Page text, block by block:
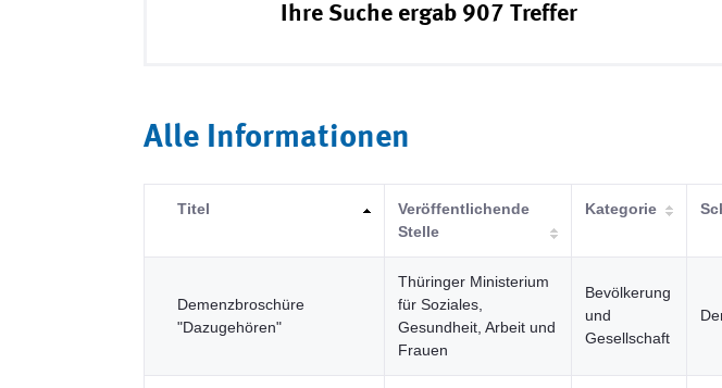
Ihre Suche ergab 907 Treffer
Alle Informationen
Titel
Veröffentlichende
Stelle
Kategorie
Demenzbroschüre
"Dazugehören"
Thüringer Ministerium
für Soziales,
Gesundheit, Arbeit und
Frauen
Bevölkerung
und
Gesellschaft